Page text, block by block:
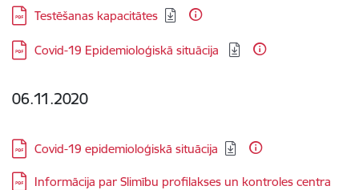
Lejupielādēt:
Testēšanas kapacitātes
Lejupielādēt:
Covid-19 Epidemioloģiskā situācija
06.11.2020
Lejupielādēt:
Covid-19 epidemioloģiskā situācija
Lejupielādēt:
Informācija par Slimību profilakses un kontroles centra